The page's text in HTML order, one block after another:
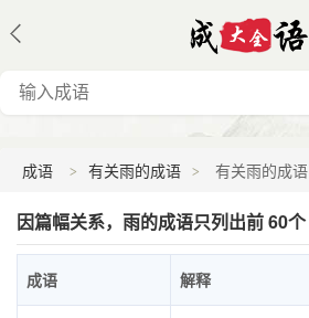
成语 有关雨的成语 有关雨的成语
因篇幅关系，雨的成语只列出前 60个
成语 解释